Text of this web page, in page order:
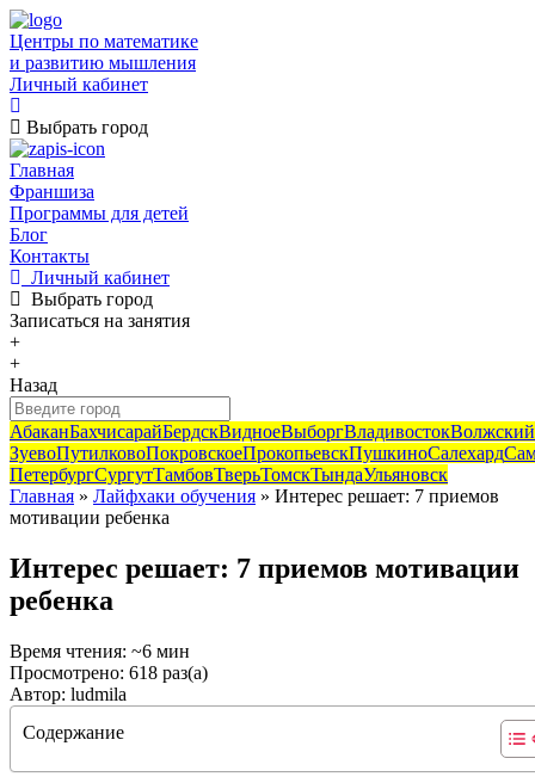
Центры по математике
и развитию мышления
Личный кабинет
Выбрать город
Главная
Франшиза
Программы для детей
Блог
Контакты
Личный кабинет
Выбрать город
Записаться на занятия
+
+
Назад
АбаканБахчисарайБердскВидноеВыборгВладивостокВолжский
ЗуевоПутилковоПокровскоеПрокопьевскПушкиноСалехард
ПетербургСургутТамбовТверьТомскТындаУльяновск
Главная » Лайфхаки обучения » Интерес решает: 7 приемов
мотивации ребенка
Интерес решает: 7 приемов мотивации
ребенка
Время чтения: ~6 мин
Просмотрено: 618 раз(а)
Автор: ludmila
Содержание